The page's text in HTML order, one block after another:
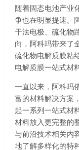
随着固态电池产业
争也在明显提速。
干法电极、硫化物
向，阿科玛带来了
硫化物电解质膜粘
电解质膜一站式材
一直以来，阿科玛
富的材料解决方案
起一系列一站式材
材料放入更完整的
与前沿技术相关内
地了解多样化的特